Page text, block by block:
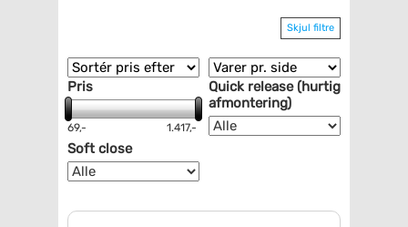
Skjul filtre
Pris
69,- 1.417,-
Quick release (hurtig
afmontering)
Soft close